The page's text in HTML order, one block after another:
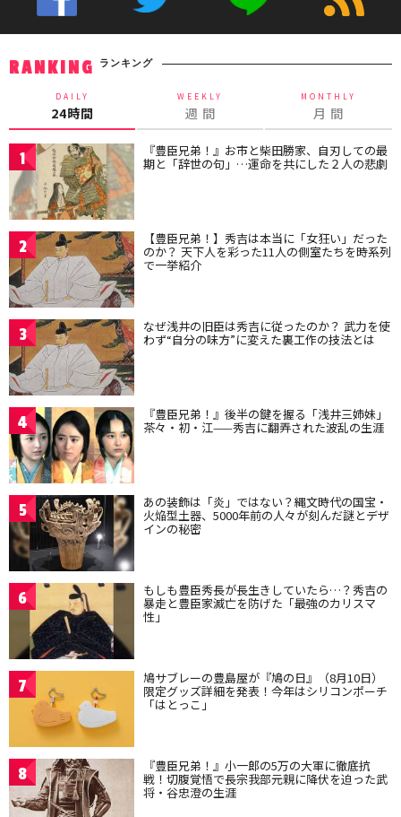
RANKING ランキング
DAILY
24時間
WEEKLY
週 間
MONTHLY
月 間
1 『豊臣兄弟！』お市と柴田勝家、自刃しての最
期と「辞世の句」…運命を共にした２人の悲劇
2 【豊臣兄弟！】秀吉は本当に「女狂い」だった
のか？ 天下人を彩った11人の側室たちを時系列
で一挙紹介
3 なぜ浅井の旧臣は秀吉に従ったのか？ 武力を使
わず“自分の味方”に変えた裏工作の技法とは
4 『豊臣兄弟！』後半の鍵を握る「浅井三姉妹」
茶々・初・江——秀吉に翻弄された波乱の生涯
5 あの装飾は「炎」ではない？縄文時代の国宝・
火焔型土器、5000年前の人々が刻んだ謎とデザ
インの秘密
6 もしも豊臣秀長が長生きしていたら…？秀吉の
暴走と豊臣家滅亡を防げた「最強のカリスマ
性」
7 鳩サブレーの豊島屋が『鳩の日』（8月10日）
限定グッズ詳細を発表！今年はシリコンポーチ
「はとっこ」
8 『豊臣兄弟！』小一郎の5万の大軍に徹底抗
戦！切腹覚悟で長宗我部元親に降伏を迫った武
将・谷忠澄の生涯